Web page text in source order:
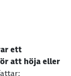
ett
att höja eller